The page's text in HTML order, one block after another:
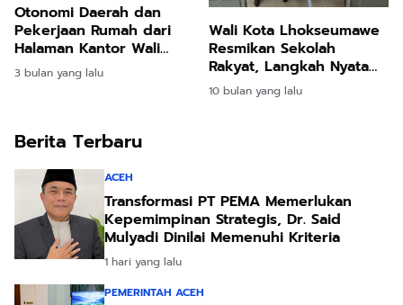
Otonomi Daerah dan
Pekerjaan Rumah dari
Halaman Kantor Wali
Kota
3 bulan yang lalu
Wali Kota Lhokseumawe
Resmikan Sekolah
Rakyat, Langkah Nyata
Pemerataan Pendidikan
untuk Anak Kurang
10 bulan yang lalu
Berita Terbaru
ACEH
Transformasi PT PEMA Memerlukan
Kepemimpinan Strategis, Dr. Said
Mulyadi Dinilai Memenuhi Kriteria
1 hari yang lalu
PEMERINTAH ACEH